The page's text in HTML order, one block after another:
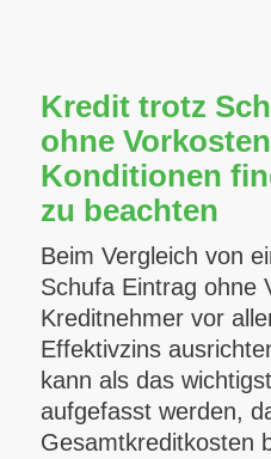
Kredit trotz
ohne
Konditionen
zu beachten
Beim Vergleich von
Schufa Eintrag ohne
Kreditnehmer vor
Effektivzins
kann als das
aufgefasst werden,
Gesamtkreditkosten